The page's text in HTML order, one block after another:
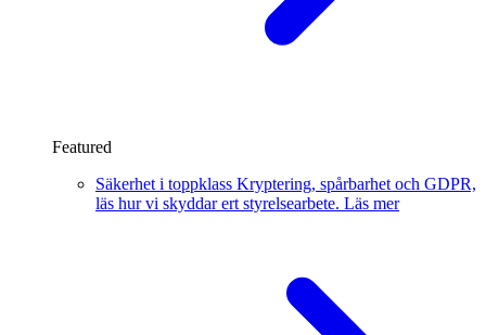
Featured
Säkerhet i toppklass Kryptering, spårbarhet och GDPR,
läs hur vi skyddar ert styrelsearbete. Läs mer